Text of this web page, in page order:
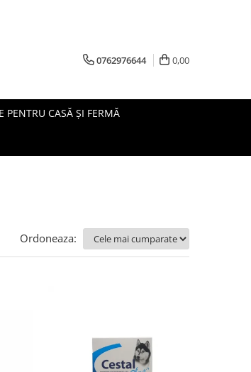
0762976644 0,00
PENTRU CASĂ ȘI FERMĂ
Ordoneaza: